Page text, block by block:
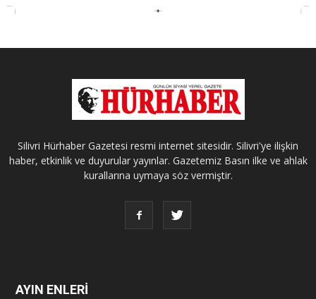
Silivri Hürhaber Gazetesi resmi internet sitesidir. Silivri'ye ilişkin
haber, etkinlik ve duyurular yayınlar. Gazetemiz Basın ilke ve ahlak
kurallarına uymaya söz vermiştir.
AYIN ENLERİ